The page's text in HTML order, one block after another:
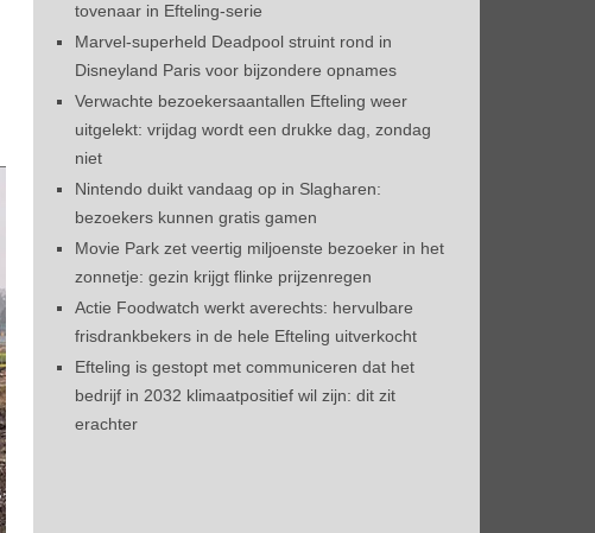
tovenaar in Efteling-serie
Marvel-superheld Deadpool struint rond in
Disneyland Paris voor bijzondere opnames
Verwachte bezoekersaantallen Efteling weer
uitgelekt: vrijdag wordt een drukke dag, zondag
niet
Nintendo duikt vandaag op in Slagharen:
bezoekers kunnen gratis gamen
Movie Park zet veertig miljoenste bezoeker in het
zonnetje: gezin krijgt flinke prijzenregen
Actie Foodwatch werkt averechts: hervulbare
frisdrankbekers in de hele Efteling uitverkocht
Efteling is gestopt met communiceren dat het
bedrijf in 2032 klimaatpositief wil zijn: dit zit
erachter